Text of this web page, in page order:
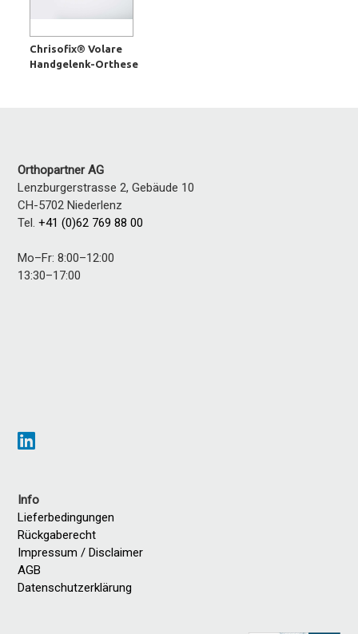
Chrisofix® Volare
Handgelenk-Orthese
Orthopartner AG
Lenzburgerstrasse 2, Gebäude 10
CH-5702 Niederlenz
Tel.+41 (0)62 769 88 00
Mo–Fr: 8:00–12:00
13:30–17:00
Info
Lieferbedingungen
Rückgaberecht
Impressum / Disclaimer
AGB
Datenschutzerklärung